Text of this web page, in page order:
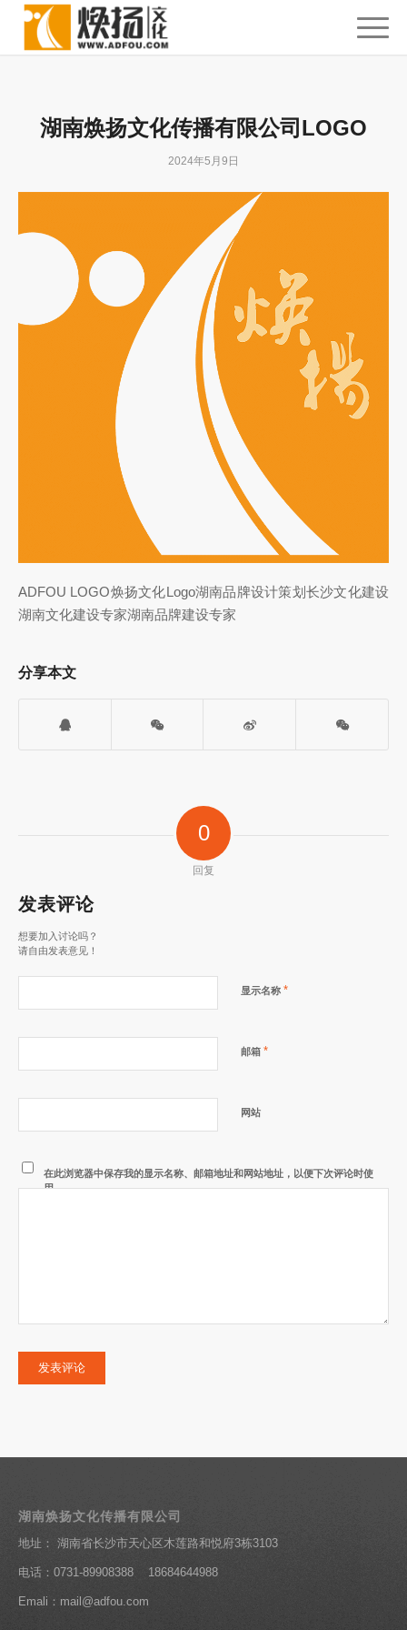
湖南焕扬文化传播有限公司LOGO
2024年5月9日
ADFOU LOGO焕扬文化Logo湖南品牌设计策划长沙文化建设
湖南文化建设专家湖南品牌建设专家
分享本文
0
回复
发表评论
想要加入讨论吗？
请自由发表意见！
显示名称 *
邮箱 *
网站
在此浏览器中保存我的显示名称、邮箱地址和网站地址，以便下次评论时使
用。
湖南焕扬文化传播有限公司
地址： 湖南省长沙市天心区木莲路和悦府3栋3103
电话：0731-89908388 18684644988
Emali：mail@adfou.com